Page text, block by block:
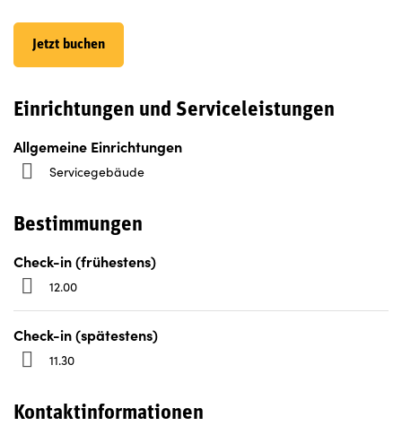
Jetzt buchen
Einrichtungen und Serviceleistungen
Allgemeine Einrichtungen
Servicegebäude
Bestimmungen
Check-in (frühestens)
12.00
Check-in (spätestens)
11.30
Kontaktinformationen